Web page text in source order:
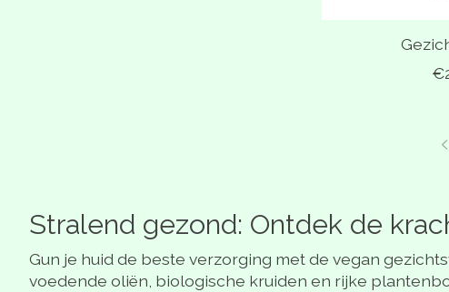
Stralend gezond: Ontdek de
Gun je huid de beste verzorging met de vegan
voedende oliën, biologische kruiden en rijke